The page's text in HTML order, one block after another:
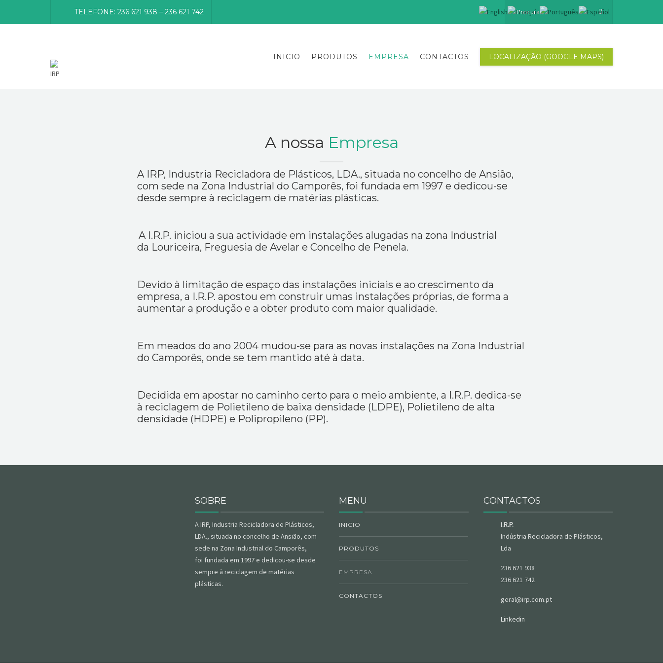
TELEFONE: 236 621 938 – 236 621 742
INICIO PRODUTOS EMPRESA CONTACTOS LOCALIZAÇÃO (GOOGLE MAPS)
A nossa Empresa
A IRP, Industria Recicladora de Plásticos, LDA., situada no concelho de Ansião,
com sede na Zona Industrial do Camporês, foi fundada em 1997 e dedicou-se
desde sempre à reciclagem de matérias plásticas.
A I.R.P. iniciou a sua actividade em instalações alugadas na zona Industrial
da Louriceira, Freguesia de Avelar e Concelho de Penela.
Devido à limitação de espaço das instalações iniciais e ao crescimento da
empresa, a I.R.P. apostou em construir umas instalações próprias, de forma a
aumentar a produção e a obter produto com maior qualidade.
Em meados do ano 2004 mudou-se para as novas instalações na Zona Industrial
do Camporês, onde se tem mantido até à data.
Decidida em apostar no caminho certo para o meio ambiente, a I.R.P. dedica-se
à reciclagem de Polietileno de baixa densidade (LDPE), Polietileno de alta
densidade (HDPE) e Polipropileno (PP).
SOBRE
A IRP, Industria Recicladora de Plásticos,
LDA., situada no concelho de Ansião, com
sede na Zona Industrial do Camporês,
foi fundada em 1997 e dedicou-se desde
sempre à reciclagem de matérias
plásticas.
MENU
INICIO
PRODUTOS
EMPRESA
CONTACTOS
CONTACTOS
I.R.P.
Indústria Recicladora de Plásticos,
Lda
236 621 938
236 621 742
geral@irp.com.pt
Linkedin